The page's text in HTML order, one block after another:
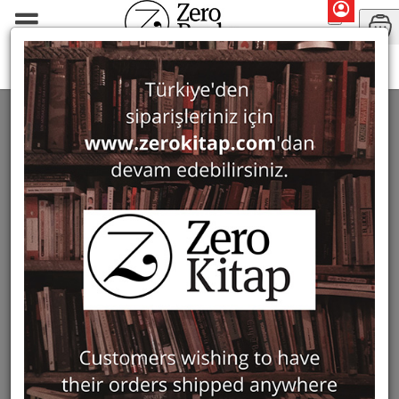
Uranus
URANUS 37 ürün bulundu
Filter Show Only in Stock